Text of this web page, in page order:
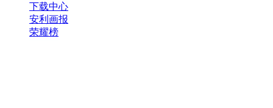
下载中心
安利画报
荣耀榜